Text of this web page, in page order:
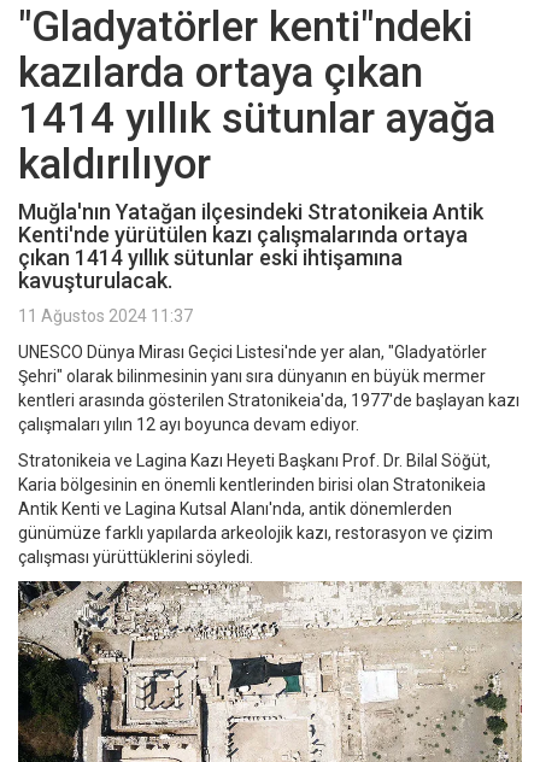
"Gladyatörler kenti"ndeki
kazılarda ortaya çıkan
1414 yıllık sütunlar ayağa
kaldırılıyor
Muğla'nın Yatağan ilçesindeki Stratonikeia Antik
Kenti'nde yürütülen kazı çalışmalarında ortaya
çıkan 1414 yıllık sütunlar eski ihtişamına
kavuşturulacak.
11 Ağustos 2024 11:37
UNESCO Dünya Mirası Geçici Listesi'nde yer alan, "Gladyatörler
Şehri" olarak bilinmesinin yanı sıra dünyanın en büyük mermer
kentleri arasında gösterilen Stratonikeia'da, 1977'de başlayan kazı
çalışmaları yılın 12 ayı boyunca devam ediyor.
Stratonikeia ve Lagina Kazı Heyeti Başkanı Prof. Dr. Bilal Söğüt,
Karia bölgesinin en önemli kentlerinden birisi olan Stratonikeia
Antik Kenti ve Lagina Kutsal Alanı'nda, antik dönemlerden
günümüze farklı yapılarda arkeolojik kazı, restorasyon ve çizim
çalışması yürüttüklerini söyledi.